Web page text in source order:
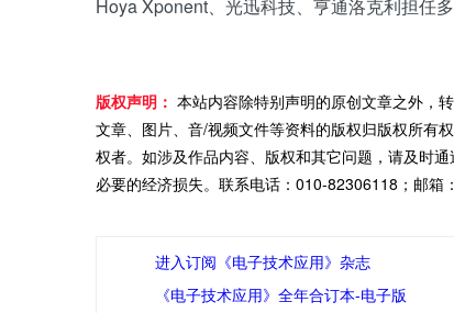
Hoya Xponent、光迅科技、亨通洛克利担任
版权声明： 本站内容除特别声明的原创文章之外，
文章、图片、音/视频文件等资料的版权归版权所有
权者。如涉及作品内容、版权和其它问题，请及时
必要的经济损失。联系电话：010-82306118；邮箱
进入订阅《电子技术应用》杂志
《电子技术应用》全年合订本-电子版